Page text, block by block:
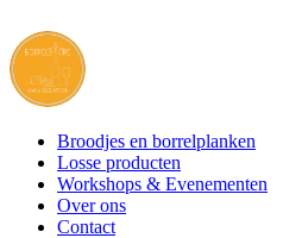
Broodjes en borrelplanken
Losse producten
Workshops & Evenementen
Over ons
Contact